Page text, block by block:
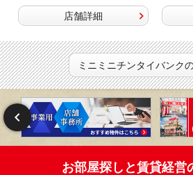
店舗詳細
ミニミニチンタイバンク
お部屋探しと賃貸経営